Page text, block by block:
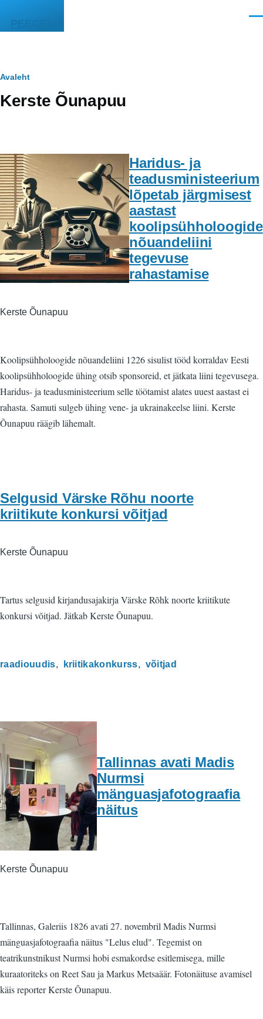
PEEGEL
Leivapuru
Avaleht
Kerste Õunapuu
Haridus- ja
teadusministeerium
lõpetab järgmisest
aastast
koolipsühholoogide
nõuandeliini
tegevuse
rahastamise
Kerste Õunapuu
Koolipsühholoogide nõuandeliini 1226 sisulist tööd korraldav Eesti
koolipsühholoogide ühing otsib sponsoreid, et jätkata liini tegevusega.
Haridus- ja teadusministeerium selle töötamist alates uuest aastast ei
rahasta. Samuti sulgeb ühing vene- ja ukrainakeelse liini. Kerste
Õunapuu räägib lähemalt.
Selgusid Värske Rõhu noorte
kriitikute konkursi võitjad
Kerste Õunapuu
Tartus selgusid kirjandusajakirja Värske Rõhk noorte kriitikute
konkursi võitjad. Jätkab Kerste Õunapuu.
raadiouudis kriitikakonkurss võitjad
Tallinnas avati Madis
Nurmsi
mänguasjafotograafia
näitus
Kerste Õunapuu
Tallinnas, Galeriis 1826 avati 27. novembril Madis Nurmsi
mänguasjafotograafia näitus "Lelus elud". Tegemist on
teatrikunstnikust Nurmsi hobi esmakordse esitlemisega, mille
kuraatoriteks on Reet Sau ja Markus Metsaäär. Fotonäituse avamisel
käis reporter Kerste Õunapuu.